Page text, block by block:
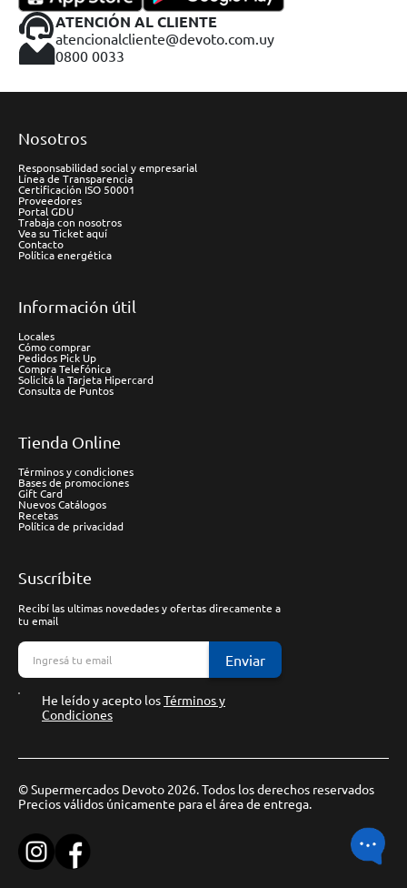
ATENCIÓN AL CLIENTE
atencionalcliente@devoto.com.uy
0800 0033
Nosotros
Responsabilidad social y empresarial
Línea de Transparencia
Certificación ISO 50001
Proveedores
Portal GDU
Trabaja con nosotros
Vea su Ticket aquí
Contacto
Política energética
Información útil
Locales
Cómo comprar
Pedidos Pick Up
Compra Telefónica
Solicitá la Tarjeta Hipercard
Consulta de Puntos
Tienda Online
Términos y condiciones
Bases de promociones
Gift Card
Nuevos Catálogos
Recetas
Política de privacidad
Suscríbite
Recibí las ultimas novedades y ofertas direcamente a
tu email
Enviar
He leído y acepto losTérminos y
Condiciones
© Supermercados Devoto 2026. Todos los derechos reservados
Precios válidos únicamente para el área de entrega.